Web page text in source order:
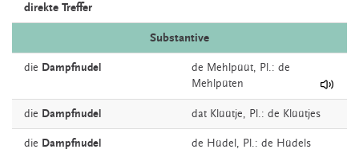
direkte Treffer
Substantive
die Dampfnudel de Mehlpüüt, Pl.: de
Mehlpüten
die Dampfnudel dat Klüütje, Pl.: de Klüütjes
die Dampfnudel de Hüdel, Pl.: de Hüdels